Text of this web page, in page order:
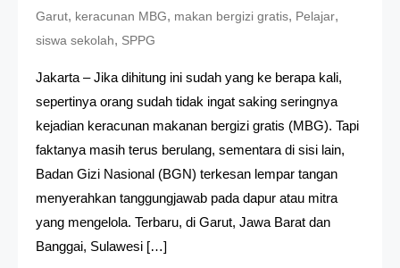
Garut, keracunan MBG, makan bergizi gratis, Pelajar,
siswa sekolah, SPPG
Jakarta – Jika dihitung ini sudah yang ke berapa kali,
sepertinya orang sudah tidak ingat saking seringnya
kejadian keracunan makanan bergizi gratis (MBG). Tapi
faktanya masih terus berulang, sementara di sisi lain,
Badan Gizi Nasional (BGN) terkesan lempar tangan
menyerahkan tanggungjawab pada dapur atau mitra
yang mengelola. Terbaru, di Garut, Jawa Barat dan
Banggai, Sulawesi […]